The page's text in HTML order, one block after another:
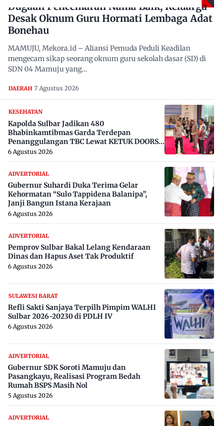
Dugaan Pencemaran Nama Baik, Keluarga
Desak Oknum Guru Hormati Lembaga Adat
Bonehau
MAMUJU, Mekora.id – Aliansi Pemuda Peduli Keadilan
mengecam sikap seorang oknum guru sekolah dasar (SD) di
SDN 04 Mamuju yang…
DAERAH 7 Agustus 2026
KESEHATAN
Kapolda Sulbar Jadikan 480
Bhabinkamtibmas Garda Terdepan
Penanggulangan TBC Lewat KETUK DOORS
di 650 Desa
6 Agustus 2026
ADVERTORIAL
Gubernur Suhardi Duka Terima Gelar
Kehormatan “Sulo Tappidena Balanipa”,
Janji Bangun Istana Kerajaan
6 Agustus 2026
ADVERTORIAL
Pemprov Sulbar Bakal Lelang Kendaraan
Dinas dan Hapus Aset Tak Produktif
6 Agustus 2026
SULAWESI BARAT
Refli Sakti Sanjaya Terpilh Pimpim WALHI
Sulbar 2026-20230 di PDLH IV
6 Agustus 2026
ADVERTORIAL
Gubernur SDK Soroti Mamuju dan
Pasangkayu, Realisasi Program Bedah
Rumah BSPS Masih Nol
5 Agustus 2026
ADVERTORIAL